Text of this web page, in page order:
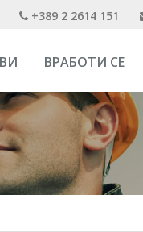
+389 2 2614 151
ВРАБОТИ СЕ